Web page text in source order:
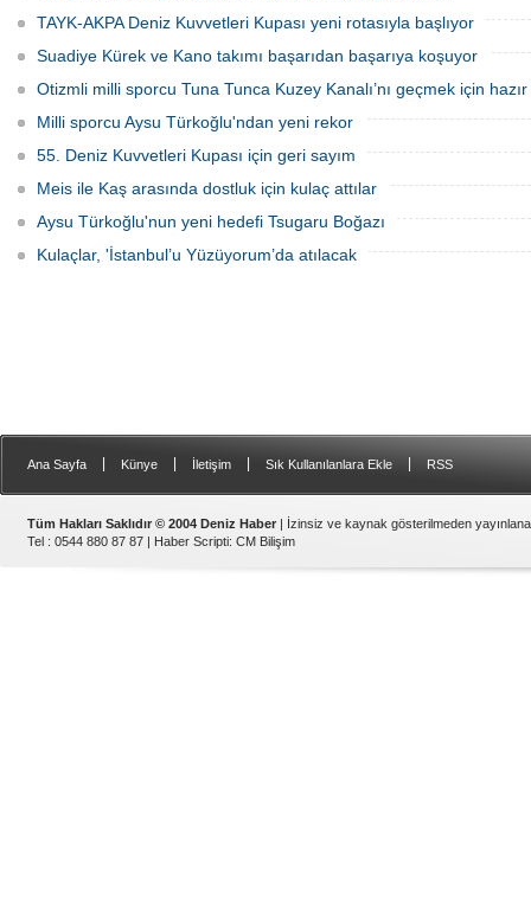
TAYK-AKPA Deniz Kuvvetleri Kupası yeni rotasıyla başlıyor
Suadiye Kürek ve Kano takımı başarıdan başarıya koşuyor
Otizmli milli sporcu Tuna Tunca Kuzey Kanalı’nı geçmek için hazır
Milli sporcu Aysu Türkoğlu'ndan yeni rekor
55. Deniz Kuvvetleri Kupası için geri sayım
Meis ile Kaş arasında dostluk için kulaç attılar
Aysu Türkoğlu'nun yeni hedefi Tsugaru Boğazı
Kulaçlar, 'İstanbul’u Yüzüyorum’da atılacak
Ana Sayfa Künye İletişim Sık Kullanılanlara Ekle RSS
Tüm Hakları Saklıdır © 2004 Deniz Haber | İzinsiz ve kaynak gösterilmeden
Tel : 0544 880 87 87 | Haber Scripti: CM Bilişim